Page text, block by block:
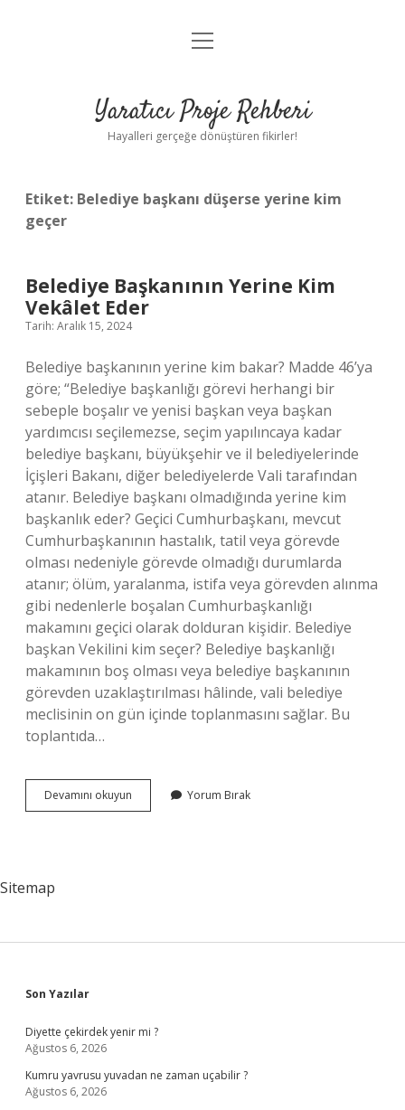
Anasayfa
Yasal Uyarı
menüyü
Yaratıcı Proje Rehberi
Hayalleri gerçeğe dönüştüren fikirler!
Etiket: Belediye başkanı düşerse yerine kim
geçer
Belediye Başkanının Yerine Kim
Vekâlet Eder
Tarih: Aralık 15, 2024
Belediye başkanının yerine kim bakar? Madde 46’ya
göre; “Belediye başkanlığı görevi herhangi bir
sebeple boşalır ve yenisi başkan veya başkan
yardımcısı seçilemezse, seçim yapılıncaya kadar
belediye başkanı, büyükşehir ve il belediyelerinde
İçişleri Bakanı, diğer belediyelerde Vali tarafından
atanır. Belediye başkanı olmadığında yerine kim
başkanlık eder? Geçici Cumhurbaşkanı, mevcut
Cumhurbaşkanının hastalık, tatil veya görevde
olması nedeniyle görevde olmadığı durumlarda
atanır; ölüm, yaralanma, istifa veya görevden alınma
gibi nedenlerle boşalan Cumhurbaşkanlığı
makamını geçici olarak dolduran kişidir. Belediye
başkan Vekilini kim seçer? Belediye başkanlığı
makamının boş olması veya belediye başkanının
görevden uzaklaştırılması hâlinde, vali belediye
meclisinin on gün içinde toplanmasını sağlar. Bu
toplantıda…
Devamını okuyun Belediye
Başkanının
Yorum Bırak
Sitemap
Sidebar
Son Yazılar
Diyette çekirdek yenir mi ?
Ağustos 6, 2026
Kumru yavrusu yuvadan ne zaman uçabilir ?
Ağustos 6, 2026